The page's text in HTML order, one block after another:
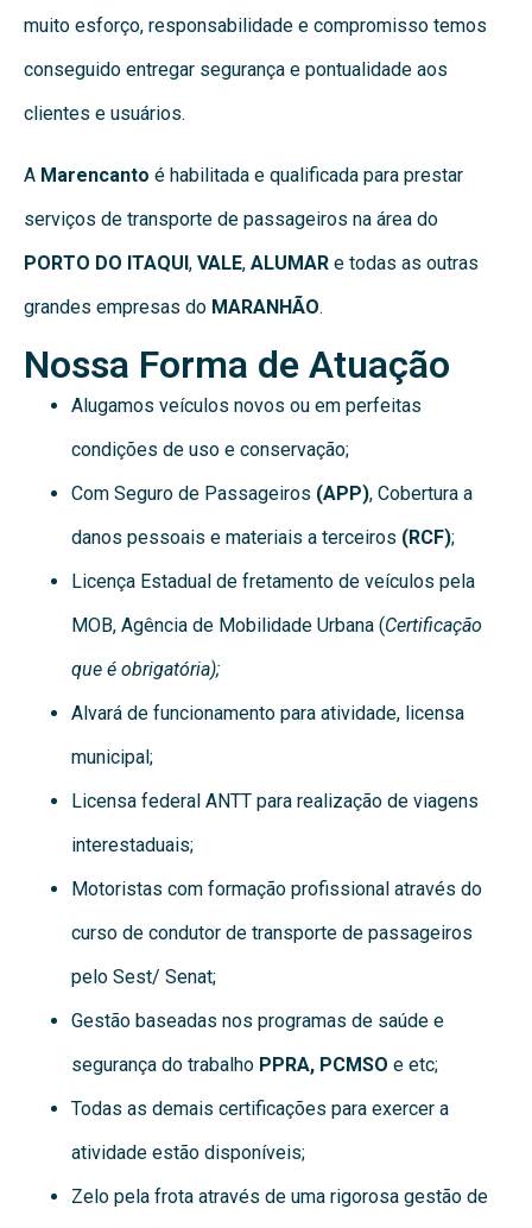
muito esforço, responsabilidade e compromisso temos
conseguido entregar segurança e pontualidade aos
clientes e usuários.
A Marencanto é habilitada e qualificada para prestar
serviços de transporte de passageiros na área do
PORTO DO ITAQUI, VALE, ALUMAR e todas as outras
grandes empresas do MARANHÃO.
Nossa Forma de Atuação
Alugamos veículos novos ou em perfeitas
condições de uso e conservação;
Com Seguro de Passageiros (APP), Cobertura a
danos pessoais e materiais a terceiros (RCF);
Licença Estadual de fretamento de veículos pela
MOB, Agência de Mobilidade Urbana (Certificação
que é obrigatória);
Alvará de funcionamento para atividade, licensa
municipal;
Licensa federal ANTT para realização de viagens
interestaduais;
Motoristas com formação profissional através do
curso de condutor de transporte de passageiros
pelo Sest/ Senat;
Gestão baseadas nos programas de saúde e
segurança do trabalho PPRA, PCMSO e etc;
Todas as demais certificações para exercer a
atividade estão disponíveis;
Zelo pela frota através de uma rigorosa gestão de